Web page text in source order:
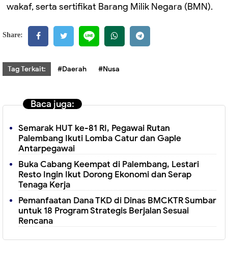
wakaf, serta sertifikat Barang Milik Negara (BMN).
Share:
Tag Terkait: #Daerah #Nusa
Baca juga:
Semarak HUT ke-81 RI, Pegawai Rutan
Palembang Ikuti Lomba Catur dan Gaple
Antarpegawai
Buka Cabang Keempat di Palembang, Lestari
Resto Ingin Ikut Dorong Ekonomi dan Serap
Tenaga Kerja
Pemanfaatan Dana TKD di Dinas BMCKTR Sumbar
untuk 18 Program Strategis Berjalan Sesuai
Rencana